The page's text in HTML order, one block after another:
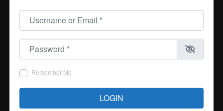
Username or Email
Password
Remember Me
LOGIN